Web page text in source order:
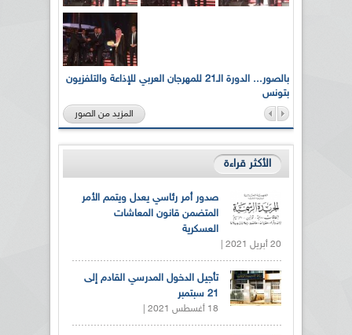
بالصور... الدورة الـ21 للمهرجان العربي للإذاعة والتلفزيون
بتونس
المزيد من الصور
الأكثر قراءة
صدور أمر رئاسي يعدل ويتمم الأمر
المتضمن قانون المعاشات
العسكرية
20 أبريل 2021 |
تأجيل الدخول المدرسي القادم إلى
21 سبتمبر
18 أغسطس 2021 |